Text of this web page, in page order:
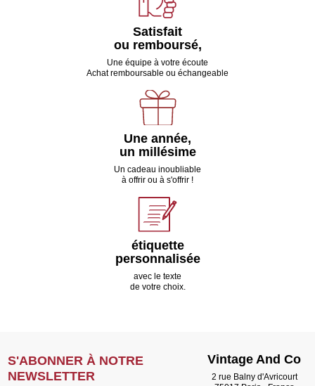
Satisfait
ou remboursé,
Une équipe à votre écoute
Achat remboursable ou échangeable
Une année,
un millésime
Un cadeau inoubliable
à offrir ou à s'offrir !
étiquette
personnalisée
avec le texte
de votre choix.
S'ABONNER À NOTRE
NEWSLETTER
Vintage And Co
2 rue Balny d'Avricourt